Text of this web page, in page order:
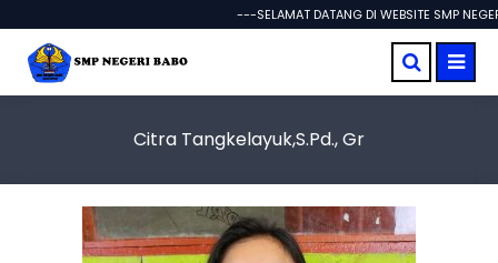
---SELAMAT DATANG DI WEBSITE SMP
Citra Tangkelayuk,S.Pd., Gr